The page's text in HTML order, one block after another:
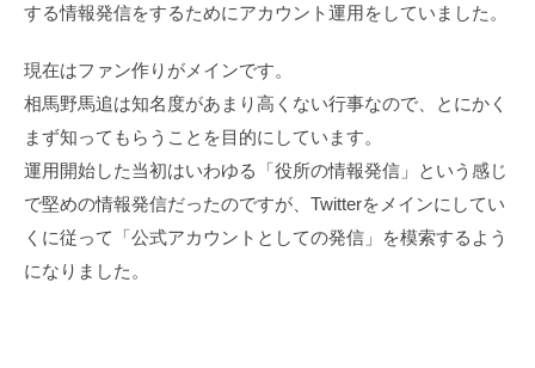
する情報発信をするためにアカウント運用をしていました。
現在はファン作りがメインです。
相馬野馬追は知名度があまり高くない行事なので、とにかく
まず知ってもらうことを目的にしています。
運用開始した当初はいわゆる「役所の情報発信」という感じ
で堅めの情報発信だったのですが、Twitterをメインにしてい
くに従って「公式アカウントとしての発信」を模索するよう
になりました。